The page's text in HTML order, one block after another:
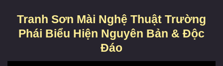
Tranh Sơn Mài Nghệ Thuật Trường
Phái Biểu Hiện Nguyên Bản & Độc
Đáo